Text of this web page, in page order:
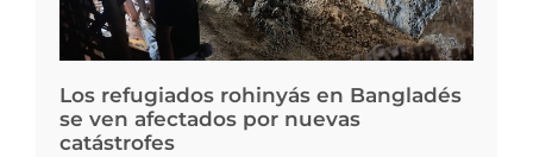
Los refugiados rohinyás en Bangladés
se ven afectados por nuevas
catástrofes